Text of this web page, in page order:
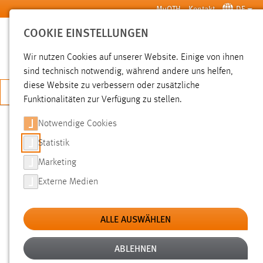
Zum Hauptinhalt springen MyOTH Kontakt DE
SUCHE
JETZT BEWERBEN
SUCHE
FILTER
Typ
Erstellungsdatum
COOKIE EINSTELLUNGEN
Wir nutzen Cookies auf unserer Website. Einige von ihnen
sind technisch notwendig, während andere uns helfen,
diese Website zu verbessern oder zusätzliche
Funktionalitäten zur Verfügung zu stellen.
Notwendige Cookies
Statistik
Marketing
Externe Medien
ALLE AUSWÄHLEN
ABLEHNEN